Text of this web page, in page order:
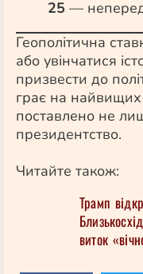
25 —
Геополітична
або увінчатися
призвести до
грає на найвищих
поставлено не
президентство.
Читайте також:
Трамп
виток